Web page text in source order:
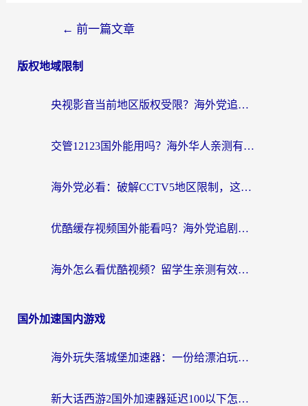
← 前一篇文章
版权地域限制
央视影音当前地区版权受限？海外党追剧看片的终极解决方案来了
交管12123国外能用吗？海外华人亲测有效的回国加速器选择指南
海外党必看：破解CCTV5地区限制，这样看欧洲杯奥运直播才够爽！
优酷缓存视频国外能看吗？海外党追剧看片的终极解决方案来了
海外怎么看优酷视频？留学生亲测有效的回国加速器选择指南
国外加速国内游戏
海外玩失落城堡加速器：一份给漂泊玩家的网络自救指南
新大话西游2国外加速器延迟100以下怎么办？海外党实测有效的低延迟指南